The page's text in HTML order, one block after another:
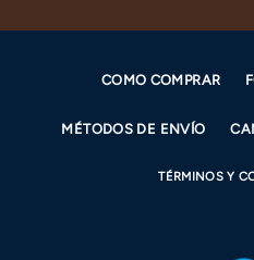
COMO COMPRAR
MÉTODOS DE ENVÍO
TÉRMINOS Y